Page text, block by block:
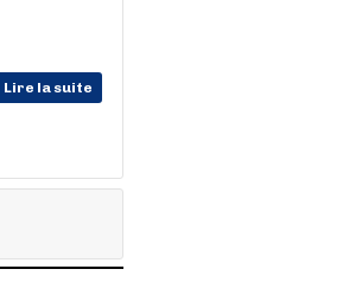
Lire la suite